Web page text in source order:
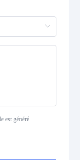
est généré